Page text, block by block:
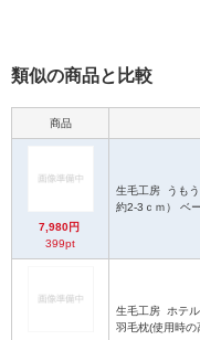
類似の商品と比較
商品
7,980円
399pt
生毛工房
約2-3ｃｍ） ベ
生毛工房
羽毛枕(使用時の